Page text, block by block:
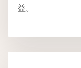
益。